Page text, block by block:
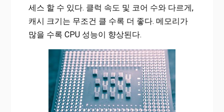
세스 할 수 있다. 클럭 속도 및 코어 수와 다르게,
캐시 크기는 무조건 클 수록 더 좋다. 메모리가
많을 수록 CPU 성능이 향상된다.